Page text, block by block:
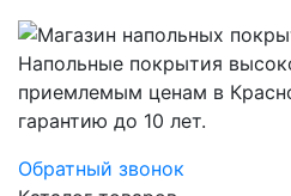
Напольные покрытия
приемлемым ценам в
гарантию до 10 лет.
Обратный звонок